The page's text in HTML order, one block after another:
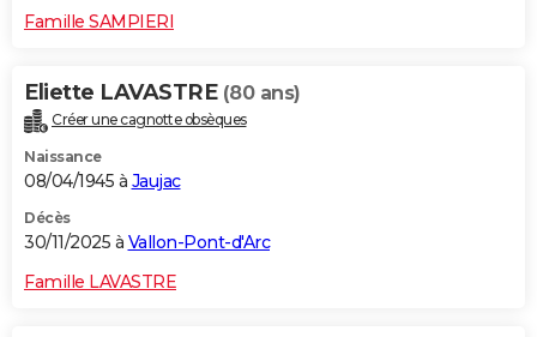
Famille SAMPIERI
Eliette LAVASTRE (80 ans)
Créer une cagnotte obsèques
Naissance
08/04/1945 à Jaujac
Décès
30/11/2025 à Vallon-Pont-d'Arc
Famille LAVASTRE